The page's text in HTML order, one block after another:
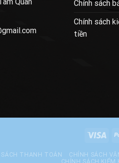
Chính sách
Chính sách
tiền
SÁCH THANH TOÁN CHÍNH SÁCH